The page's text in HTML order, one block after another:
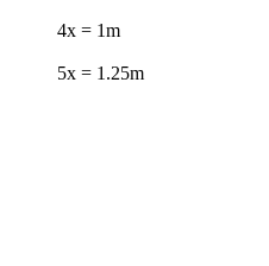
4x = 1m
5x = 1.25m